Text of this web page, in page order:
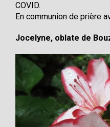
COVID.
En communion de prière
Jocelyne, oblate de